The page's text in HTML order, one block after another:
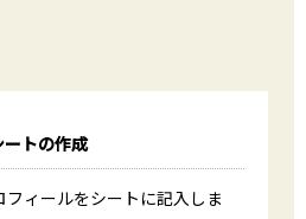
トの作成
ィールをシートに記入しま